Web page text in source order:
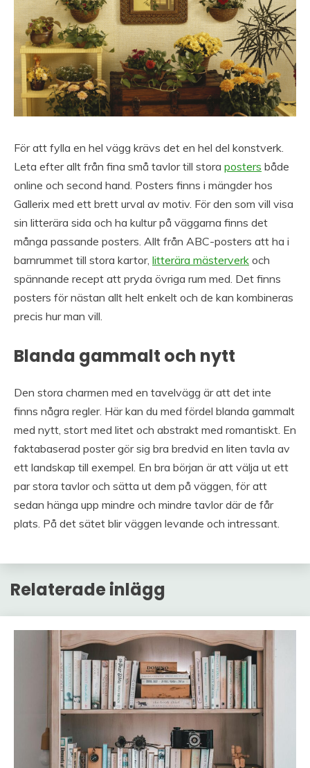
För att fylla en hel vägg krävs det en hel del konstverk.
Leta efter allt från fina små tavlor till stora posters både
online och second hand. Posters finns i mängder hos
Gallerix med ett brett urval av motiv. För den som vill visa
sin litterära sida och ha kultur på väggarna finns det
många passande posters. Allt från ABC-posters att ha i
barnrummet till stora kartor, litterära mästerverk och
spännande recept att pryda övriga rum med. Det finns
posters för nästan allt helt enkelt och de kan kombineras
precis hur man vill.
Blanda gammalt och nytt
Den stora charmen med en tavelvägg är att det inte
finns några regler. Här kan du med fördel blanda gammalt
med nytt, stort med litet och abstrakt med romantiskt. En
faktabaserad poster gör sig bra bredvid en liten tavla av
ett landskap till exempel. En bra början är att välja ut ett
par stora tavlor och sätta ut dem på väggen, för att
sedan hänga upp mindre och mindre tavlor där de får
plats. På det sätet blir väggen levande och intressant.
Relaterade inlägg